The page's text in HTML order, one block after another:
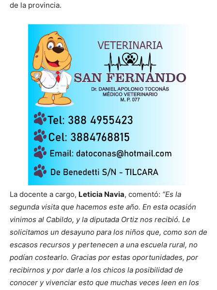
de la provincia.
La docente a cargo, Leticia Navia, comentó: “Es la
segunda visita que hacemos este año. En esta ocasión
vinimos al Cabildo, y la diputada Ortiz nos recibió. Le
solicitamos un desayuno para los niños que, como son de
escasos recursos y pertenecen a una escuela rural, no
podían costearlo. Gracias por estas oportunidades, por
recibirnos y por darle a los chicos la posibilidad de
conocer y vivenciar esto que muchas veces leen en los